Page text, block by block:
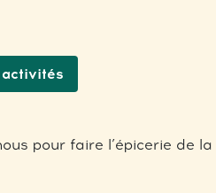
pour faire l’épicerie de